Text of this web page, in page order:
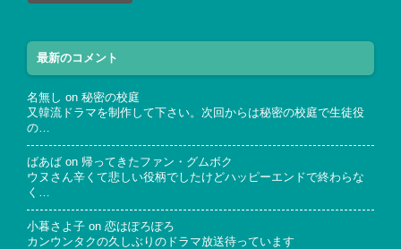
最新のコメント
名無し on 秘密の校庭
又韓流ドラマを制作して下さい。次回からは秘密の校庭で生徒役
の…
ばあば on 帰ってきたファン・グムボク
ウヌさん辛くて悲しい役柄でしたけどハッピーエンドで終わらな
く…
小暮さよ子 on 恋はぽろぽろ
カンウンタクの久しぶりのドラマ放送待っています